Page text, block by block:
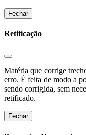
Fechar
Retificação
Matéria que corrige
erro. É feita de modo a
sendo corrigida, sem
retificado.
Fechar